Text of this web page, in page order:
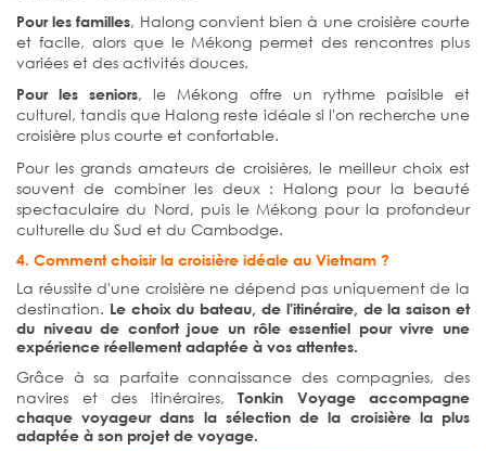
Pour les familles, Halong convient bien à une croisière courte
et facile, alors que le Mékong permet des rencontres plus
variées et des activités douces.
Pour les seniors, le Mékong offre un rythme paisible et
culturel, tandis que Halong reste idéale si l'on recherche une
croisière plus courte et confortable.
Pour les grands amateurs de croisières, le meilleur choix est
souvent de combiner les deux : Halong pour la beauté
spectaculaire du Nord, puis le Mékong pour la profondeur
culturelle du Sud et du Cambodge.
4. Comment choisir la croisière idéale au Vietnam ?
La réussite d'une croisière ne dépend pas uniquement de la
destination. Le choix du bateau, de l'itinéraire, de la saison et
du niveau de confort joue un rôle essentiel pour vivre une
expérience réellement adaptée à vos attentes.
Grâce à sa parfaite connaissance des compagnies, des
navires et des itinéraires, Tonkin Voyage accompagne
chaque voyageur dans la sélection de la croisière la plus
adaptée à son projet de voyage.